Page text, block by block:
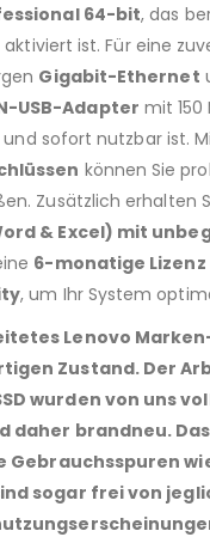
64-bit, das
ist. Für eine
Gigabit-Ethernet
USB-Adapter mit
sofort nutzbar ist.
können Sie
Zusätzlich erhalten
& Excel) mit
6-monatige
, um Ihr System
Lenovo
Zustand. Der
wurden von uns
daher brandneu.
Gebrauchsspuren
sogar frei von